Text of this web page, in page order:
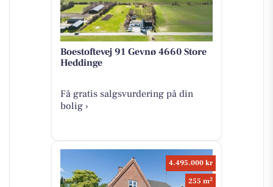
Boestoftevej 91 Gevnø 4660 Store
Heddinge
Få gratis salgsvurdering på din
bolig ›
4.495.000 kr
255 m2